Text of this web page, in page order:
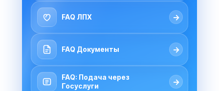
FAQ ЛПХ →
FAQ Документы →
FAQ: Подача через
Госуслуги
→